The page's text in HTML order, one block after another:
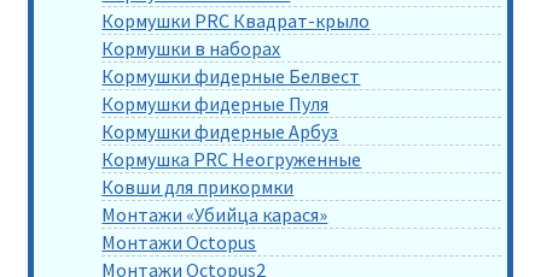
Кормушки PRC Квадрат-крыло
Кормушки в наборах
Кормушки фидерные Белвест
Кормушки фидерные Пуля
Кормушки фидерные Арбуз
Кормушка PRC Неогруженные
Ковши для прикормки
Монтажи «Убийца карася»
Монтажи Octopus
Монтажи Octopus2